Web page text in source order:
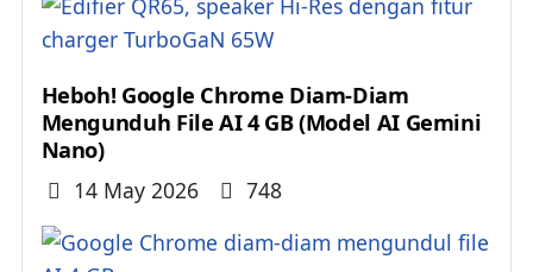
Heboh! Google Chrome Diam-Diam
Mengunduh File AI 4 GB (Model AI Gemini
Nano)
Details
14 May 2026 748